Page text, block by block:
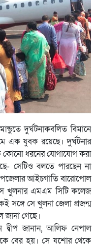
দুর্ঘটনাকবলিত বিমানে
এক যুবক রয়েছে। দুর্ঘটনার
কোনো ধরনের যোগাযোগ করা
সেটিও বলতে পারছেন না
আইচগাতি বারোপোল
খুলনার এমএম সিটি কলেজ
সঙ্গে সে খুলনা জেলা প্রজন্ম
গেছে।
দ্বীপ জানান, আলিফ নেপাল
বের হয়। সে যশোর থেকে